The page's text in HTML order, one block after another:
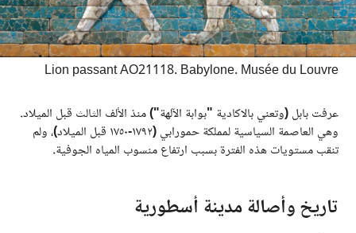
Lion passant AO21118. Babylone. Musée du Louvre
عرفت بابل(وتعني بالاكادية "بوابة الآلهة")منذ الألف الثالث قبل الميلاد.
وهي العاصمة السياسية لمملكة حمورابي(١٧٩٢-١٧٥٠ قبل الميلاد )، ولم
تنقب مستويات هذه الفترة بسبب ارتفاع منسوب المياه الجوفية.
تاريخ وأصالة مدينة أسطورية